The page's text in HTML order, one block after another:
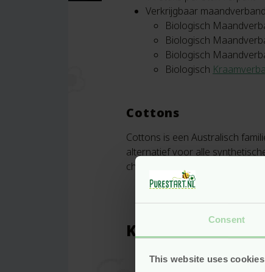
Consent
This website uses cookies
Verkrijgbaar
Biologisch
Biologisch
Biologisch
Biologisch
Cottons
Cottons is een Australisch
alternatief voor alle
chemicaliënvrij geproduceerd.
Kenmerken
Aantal